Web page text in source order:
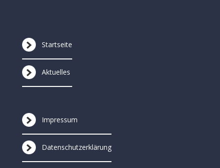
Startseite
Aktuelles
Impressum
Datenschutzerklärung